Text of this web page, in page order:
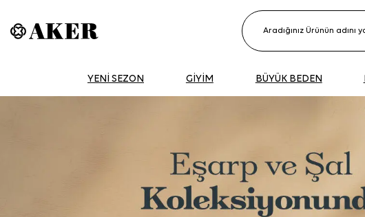
YENİ SEZON GİYİM BÜYÜK BEDEN